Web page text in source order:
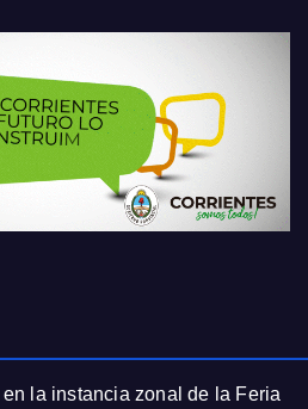
la instancia zonal de la Feria